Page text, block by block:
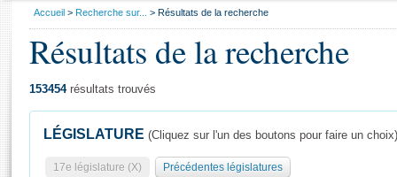
Général
Vous
Accueil Recherche sur... Résultats de la recherche
Résultats de la recherche
153454résultats trouvés
LÉGISLATURE (Cliquez sur l'un des boutons pour faire un choix)
17e législature (X) Précédentes législatures